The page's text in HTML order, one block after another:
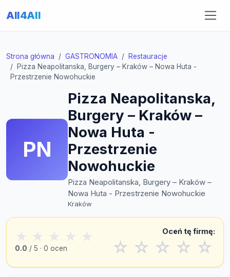
All4All
Strona główna GASTRONOMIA
Restauracje
Pizza Neapolitanska, Burgery – Kraków – Nowa Huta -
Przestrzenie Nowohuckie
PN
Pizza Neapolitanska,
Burgery – Kraków –
Nowa Huta -
Przestrzenie
Nowohuckie
Pizza Neapolitanska, Burgery – Kraków –
Nowa Huta - Przestrzenie Nowohuckie
Kraków
★ ★ ★ ★ ★
0.0 / 5 · 0 ocen
Oceń tę firmę:
☆ ☆ ☆ ☆ ☆